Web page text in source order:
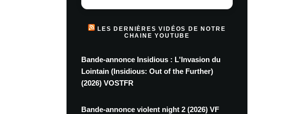
LES DERNIÈRES VIDÉOS DE NOTRE
CHAINE YOUTUBE
Bande-annonce Insidious : L'Invasion du
Lointain (Insidious: Out of the Further)
(2026) VOSTFR
Bande-annonce violent night 2 (2026) VF